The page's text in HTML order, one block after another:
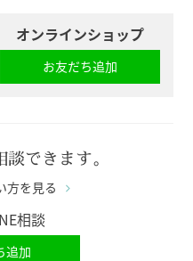
オンラインショップ
お友だち追加
できます。
方を見る
相談
追加